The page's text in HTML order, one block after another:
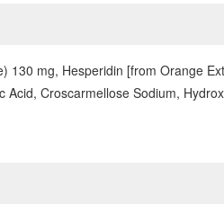
130 mg, Hesperidin [from Orange
Croscarmellose Sodium,